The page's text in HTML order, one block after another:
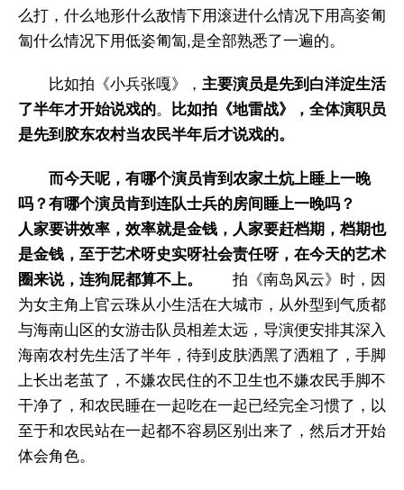
么打，什么地形什么敌情下用滚进什么情况下用高姿匍
匐什么情况下用低姿匍匐,是全部熟悉了一遍的。
比如拍《小兵张嘎》， 主要演员是先到白洋淀生活
了半年才开始说戏的。
比如拍《地雷战》，全体演职员
是先到胶东农村当农民半年后才说戏的。
而今天呢，有哪个演员肯到农家土炕上睡上一晚
吗？有哪个演员肯到连队士兵的房间睡上一晚吗？
人家要讲效率，效率就是金钱，人家要赶档期，档期也
是金钱，至于艺术呀史实呀社会责任呀，在今天的艺术
圈来说，连狗屁都算不上。
拍《南岛风云》时，因
为女主角上官云珠从小生活在大城市，从外型到气质都
与海南山区的女游击队员相差太远，导演便安排其深入
海南农村先生活了半年，待到皮肤洒黑了洒粗了，手脚
上长出老茧了，不嫌农民住的不卫生也不嫌农民手脚不
干净了，和农民睡在一起吃在一起已经完全习惯了，以
至于和农民站在一起都不容易区别出来了，然后才开始
体会角色。